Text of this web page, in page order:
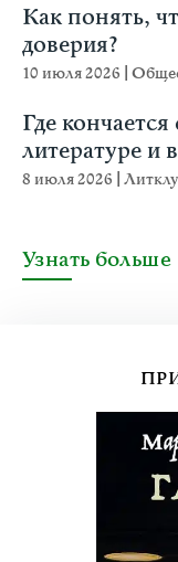
Как понять,
доверия?
10 июля 2026
Где
литературе и
8 июля 2026
Узнать больше